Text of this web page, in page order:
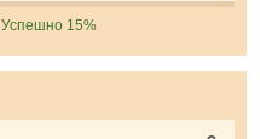
Успешно 15%